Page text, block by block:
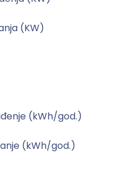
(KW)
(kWh/god.)
(kWh/god.)